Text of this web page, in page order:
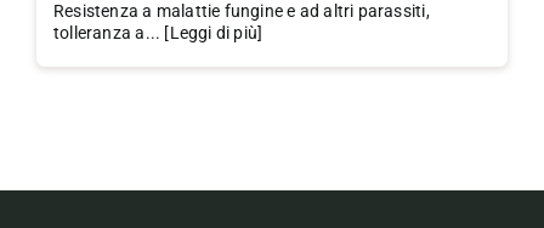
Resistenza a malattie fungine e ad altri parassiti,
tolleranza a... [Leggi di più]